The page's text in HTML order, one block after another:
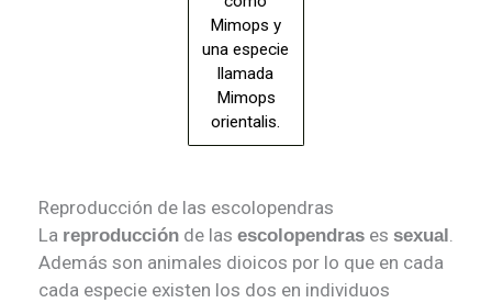
Mimops y
una especie
llamada
Mimops
orientalis.
Reproducción de las escolopendras
La reproducción de las escolopendras es sexual .
Además son animales dioicos por lo que en cada
cada especie existen los dos en individuos